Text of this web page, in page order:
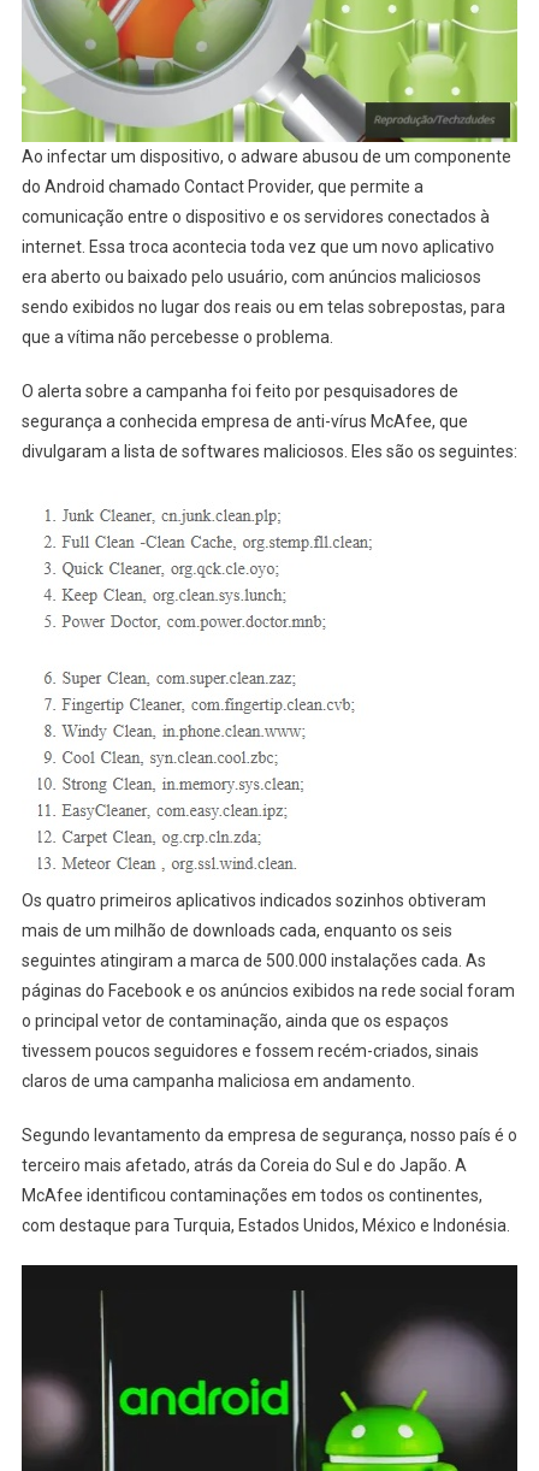
Ao infectar um dispositivo, o adware abusou de um componente
do Android chamado Contact Provider, que permite a
comunicação entre o dispositivo e os servidores conectados à
internet. Essa troca acontecia toda vez que um novo aplicativo
era aberto ou baixado pelo usuário, com anúncios maliciosos
sendo exibidos no lugar dos reais ou em telas sobrepostas, para
que a vítima não percebesse o problema.
O alerta sobre a campanha foi feito por pesquisadores de
segurança a conhecida empresa de anti-vírus McAfee, que
divulgaram a lista de softwares maliciosos. Eles são os seguintes:
Os quatro primeiros aplicativos indicados sozinhos obtiveram
mais de um milhão de downloads cada, enquanto os seis
seguintes atingiram a marca de 500.000 instalações cada. As
páginas do Facebook e os anúncios exibidos na rede social foram
o principal vetor de contaminação, ainda que os espaços
tivessem poucos seguidores e fossem recém-criados, sinais
claros de uma campanha maliciosa em andamento.
Segundo levantamento da empresa de segurança, nosso país é o
terceiro mais afetado, atrás da Coreia do Sul e do Japão. A
McAfee identificou contaminações em todos os continentes,
com destaque para Turquia, Estados Unidos, México e Indonésia.